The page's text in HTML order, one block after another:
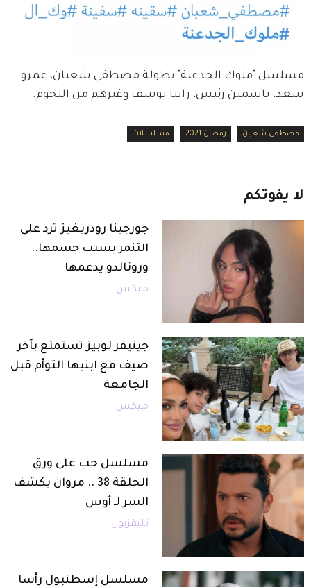
مسلسل "ملوك الجدعنة" بطولة مصطفى شعبان، عمرو
سعد، ياسمين رئيس، رانيا يوسف وغيرهم من النجوم.
مصطفى شعبان رمضان 2021 مسلسلات
لا يفوتكم
جورجينا رودريغيز ترد على
التنمر بسبب جسمها..
ورونالدو يدعمها
ميكس
جينيفر لوبيز تستمتع بآخر
صيف مع ابنيها التوأم قبل
الجامعة
ميكس
مسلسل حب على ورق
الحلقة 38 .. مروان يكشف
السر لـ أوس
تليفزيون
مسلسل إسطنبول رأسا